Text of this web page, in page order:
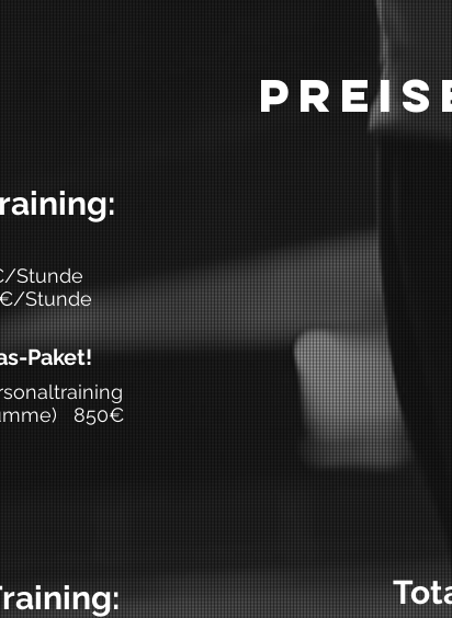
Stunde
Paket!
850€